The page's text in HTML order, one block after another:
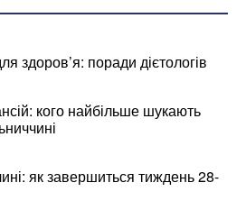
здоров’я: поради дієтологів
кого найбільше шукають
як завершиться тиждень 28-